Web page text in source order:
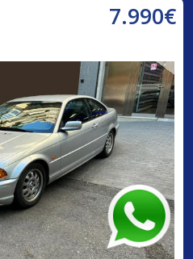
7.990€